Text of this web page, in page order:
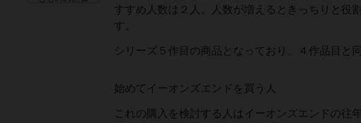
すすめ人数は２人。人数が増えるときっちりと役
す。
シリーズ５作目の商品となっており、４作品目と
始めてイーオンズエンドを買う人
これの購入を検討する人はイーオンズエンドの往